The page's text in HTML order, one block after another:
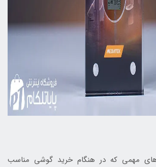
مهمی که در هنگام خرید گوشی مناسب